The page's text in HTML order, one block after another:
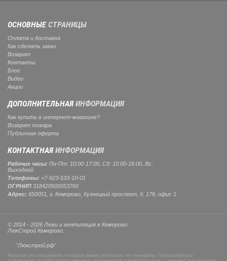
ОСНОВНЫЕСТРАНИЦЫ
Оплата и доставка
Как сделать заказ
Возврат
Контакты
Блог
Видео
Акции
ДОПОЛНИТЕЛЬНАЯИНФОРМАЦИЯ
Как купить в интернет-магазине?
Возврат товара
Публичная оферта
КОНТАКТНАЯИНФОРМАЦИЯ
Рабочие часы: Пн-Пт: 10:00-17:00, Сб: 10:00-16:00, Вс:
Выходной
Телефоны: +7-923-533-10-01
ОГРНИП 318420500053760
Адрес: 650051, г. Кемерово, Кузнецкий проспект, д. 176, офис 1
© 2014 - 2026 Люки и вентиляция в Кемерово.
ЛюкСтрой Кемерово.
"Люкстрой.рф"
Наличие или стоимость товаров можно уточнить по телефону. Производители